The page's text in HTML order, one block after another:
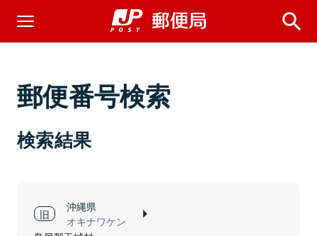
郵便番号検索
検索結果
沖縄県
オキナワケン